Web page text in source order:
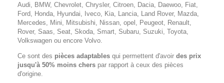
Audi, BMW, Chevrolet, Chrysler, Citroen, Dacia, Daewoo, Fiat,
Ford, Honda, Hyundai, Iveco, Kia, Lancia, Land Rover, Mazda,
Mercedes, Mini, Mitsubishi, Nissan, opel, Peugeot, Renault,
Rover, Saas, Seat, Skoda, Smart, Subaru, Suzuki, Toyota,
Volkswagen ou encore Volvo.
Ce sont des pièces adaptables qui permettent d'avoir des prix
jusqu'à 50% moins chers par rapport à ceux des pièces
d'origine.